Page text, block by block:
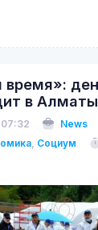
в Алматы
News
, Социум